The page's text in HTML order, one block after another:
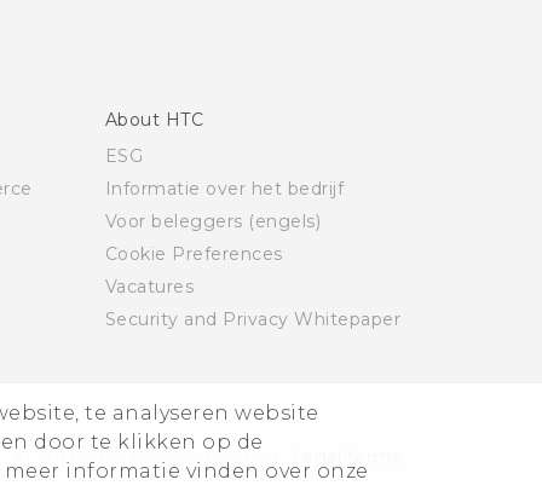
te analyseren website
door te klikken op de
informatie vinden over onze
About HTC
ESG
Informatie over het bedrijf
Voor beleggers (engels)
Cookie Preferences
Vacatures
Security and Privacy Whitepaper
© 2011-2026 HTC Corporation